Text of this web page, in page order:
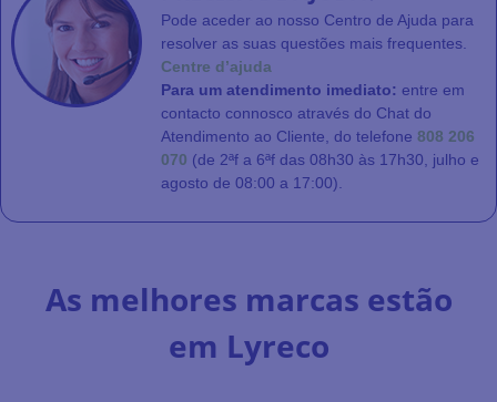
Pode aceder ao nosso Centro de Ajuda para
resolver as suas questões mais frequentes.
Centre d’ajuda
Para um atendimento imediato: entre em
contacto connosco através do Chat do
Atendimento ao Cliente, do telefone 808 206
070 (de 2ªf a 6ªf das 08h30 às 17h30, julho e
agosto de 08:00 a 17:00).
As melhores marcas estão
em Lyreco